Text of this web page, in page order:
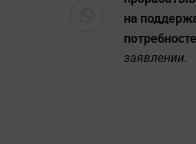
на
заявлении.